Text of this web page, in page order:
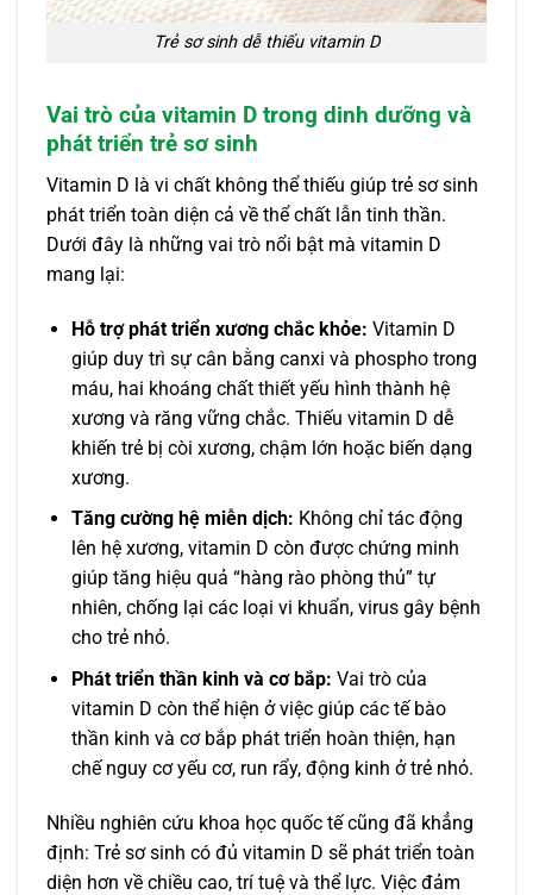
Trẻ sơ sinh dễ thiếu vitamin D
Vai trò của vitamin D trong dinh dưỡng và
phát triển trẻ sơ sinh
Vitamin D là vi chất không thể thiếu giúp trẻ sơ sinh
phát triển toàn diện cả về thể chất lẫn tinh thần.
Dưới đây là những vai trò nổi bật mà vitamin D
mang lại:
Hỗ trợ phát triển xương chắc khỏe: Vitamin D
giúp duy trì sự cân bằng canxi và phospho trong
máu, hai khoáng chất thiết yếu hình thành hệ
xương và răng vững chắc. Thiếu vitamin D dễ
khiến trẻ bị còi xương, chậm lớn hoặc biến dạng
xương.
Tăng cường hệ miễn dịch: Không chỉ tác động
lên hệ xương, vitamin D còn được chứng minh
giúp tăng hiệu quả “hàng rào phòng thủ” tự
nhiên, chống lại các loại vi khuẩn, virus gây bệnh
cho trẻ nhỏ.
Phát triển thần kinh và cơ bắp: Vai trò của
vitamin D còn thể hiện ở việc giúp các tế bào
thần kinh và cơ bắp phát triển hoàn thiện, hạn
chế nguy cơ yếu cơ, run rẩy, động kinh ở trẻ nhỏ.
Nhiều nghiên cứu khoa học quốc tế cũng đã khẳng
định: Trẻ sơ sinh có đủ vitamin D sẽ phát triển toàn
diện hơn về chiều cao, trí tuệ và thể lực. Việc đảm